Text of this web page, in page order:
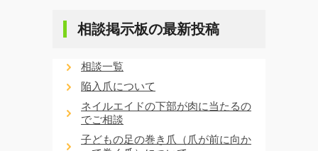
相談掲示板の最新投稿
相談一覧
陥入爪について
ネイルエイドの下部が肉に当たるの
でご相談
子どもの足の巻き爪（爪が前に向か